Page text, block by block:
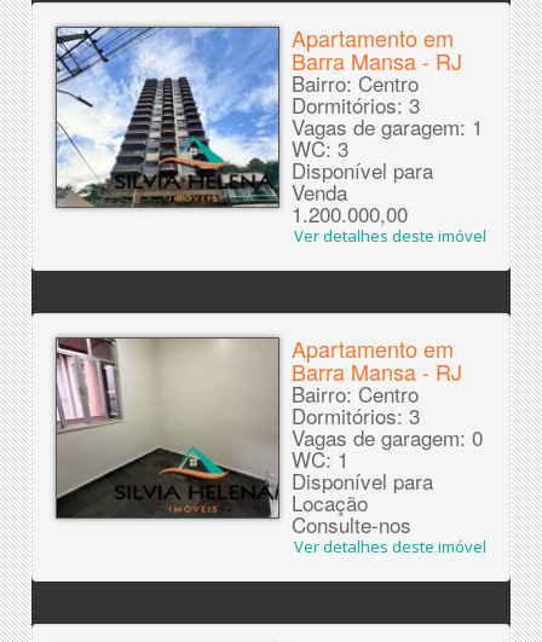
Apartamento em
Barra Mansa - RJ
Bairro: Centro
Dormitórios: 3
Vagas de garagem: 1
WC: 3
Disponível para
Venda
1.200.000,00
Ver detalhes deste imóvel
Apartamento em
Barra Mansa - RJ
Bairro: Centro
Dormitórios: 3
Vagas de garagem: 0
WC: 1
Disponível para
Locação
Consulte-nos
Ver detalhes deste imóvel